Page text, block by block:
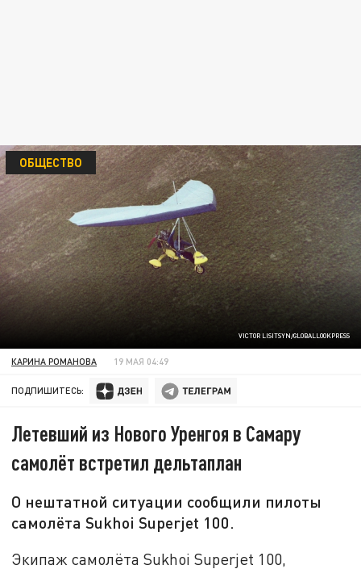
VICTOR LISITSYN/GLOBALLOOKPRESS
ОБЩЕСТВО
КАРИНА РОМАНОВА 19 МАЯ 04:49
ПОДПИШИТЕСЬ:
Летевший из Нового Уренгоя в Самару
самолёт встретил дельтаплан
О нештатной ситуации сообщили пилоты
самолёта Sukhoi Superjet 100.
Экипаж самолёта Sukhoi Superjet 100,